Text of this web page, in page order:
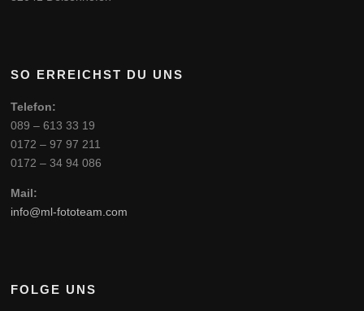
SO ERREICHST DU UNS
Telefon:
089 – 613 33 19
0172 – 97 97 211
0172 – 34 94 086
Mail:
info@ml-fototeam.com
FOLGE UNS